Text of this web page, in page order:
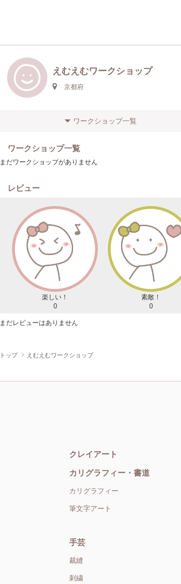
えむえむワークショップ
京都府
ワークショップ一覧
ワークショップ一覧
まだワークショップがありません
レビュー
楽しい！
0
素敵！
0
まだレビューはありません
トップ えむえむワークショップ
クレイアート
カリグラフィー・書道
カリグラフィー
筆文字アート
手芸
裁縫
刺繍